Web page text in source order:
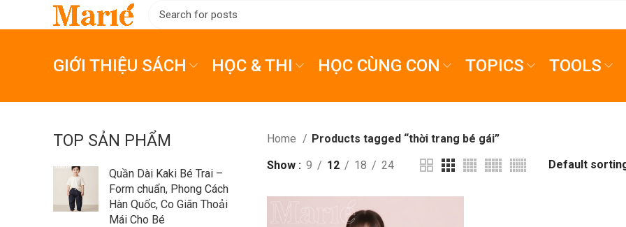
GIỚI THIỆU SÁCH HỌC & THI HỌC CÙNG CON TOPICS TOOLS
TOP SẢN PHẨM
Quần Dài Kaki Bé Trai –
Form chuẩn, Phong Cách
Hàn Quốc, Co Giãn Thoải
Mái Cho Bé
Home
Products tagged “thời trang bé gái”
Show
9 12 18 24